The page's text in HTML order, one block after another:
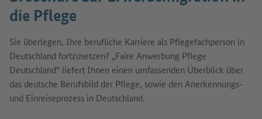
die Pflege
Sie überlegen, Ihre berufliche Karriere als Pflegefachperson in
Deutschland fortzusetzen? „Faire Anwerbung Pflege
Deutschland“ liefert Ihnen einen umfassenden Überblick über
das deutsche Berufsbild der Pflege, sowie den Anerkennungs-
und Einreiseprozess in Deutschland.